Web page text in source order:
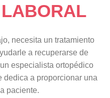
necesita un tratamiento
a recuperarse de
especialista ortopédico
dedica a proporcionar una
paciente.